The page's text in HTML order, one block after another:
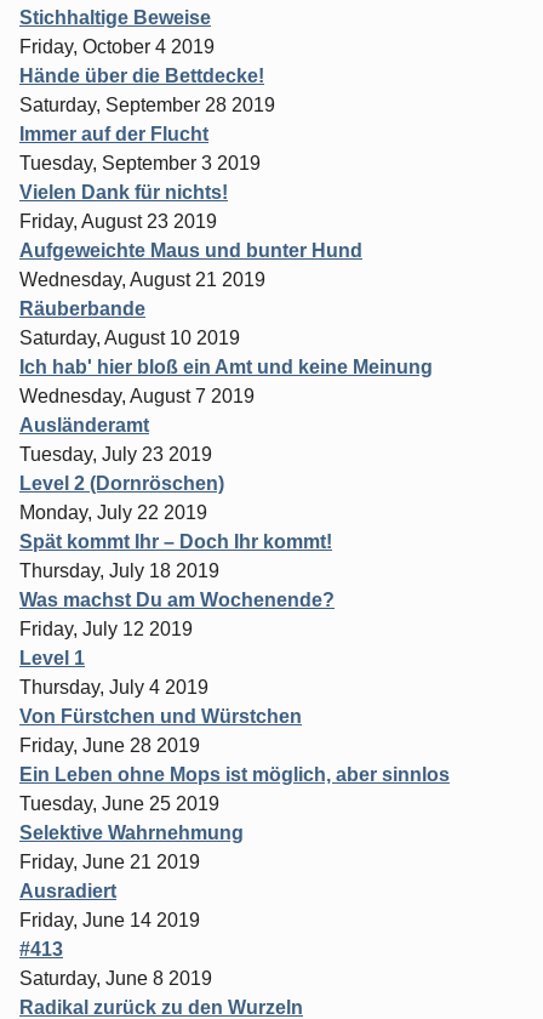
Stichhaltige Beweise
Friday, October 4 2019
Hände über die Bettdecke!
Saturday, September 28 2019
Immer auf der Flucht
Tuesday, September 3 2019
Vielen Dank für nichts!
Friday, August 23 2019
Aufgeweichte Maus und bunter Hund
Wednesday, August 21 2019
Räuberbande
Saturday, August 10 2019
Ich hab' hier bloß ein Amt und keine Meinung
Wednesday, August 7 2019
Ausländeramt
Tuesday, July 23 2019
Level 2 (Dornröschen)
Monday, July 22 2019
Spät kommt Ihr – Doch Ihr kommt!
Thursday, July 18 2019
Was machst Du am Wochenende?
Friday, July 12 2019
Level 1
Thursday, July 4 2019
Von Fürstchen und Würstchen
Friday, June 28 2019
Ein Leben ohne Mops ist möglich, aber sinnlos
Tuesday, June 25 2019
Selektive Wahrnehmung
Friday, June 21 2019
Ausradiert
Friday, June 14 2019
#413
Saturday, June 8 2019
Radikal zurück zu den Wurzeln